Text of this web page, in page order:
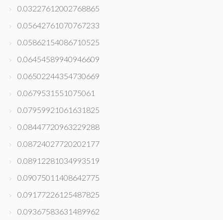
0.03227612002768865
0.05642761070767233
0.05862154086710525
0.06454589940946609
0.06502244354730669
0.0679531551075061
0.07959921061631825
0.08447720963229288
0.08724027720202177
0.08912281034993519
0.09075011408642775
0.09177226125487825
0.09367583631489962